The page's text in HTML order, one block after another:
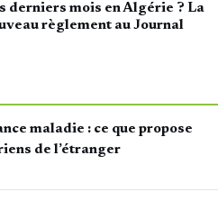
derniers mois en Algérie ? La
règlement au Journal
maladie : ce que propose
de l’étranger